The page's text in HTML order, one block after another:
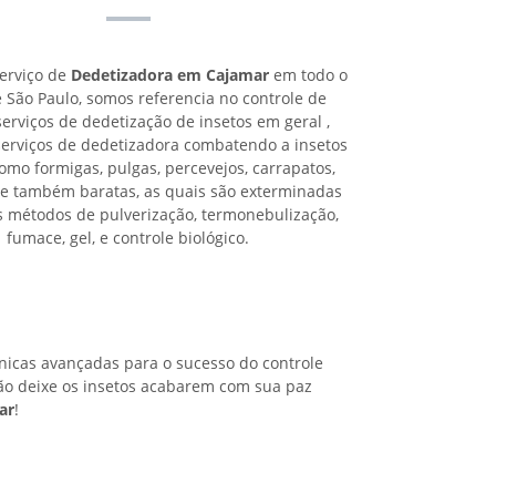
de Dedetizadora em Cajamarem todo o
São Paulo, somos referencia no controle de
de dedetização de insetos em geral ,
de dedetizadora combatendo a insetos
formigas, pulgas, percevejos, carrapatos,
também baratas, as quais são exterminadas
métodos de pulverização, termonebulização,
fumace, gel, e controle biológico.
avançadas para o sucesso do controle
deixe os insetos acabarem com sua paz
!